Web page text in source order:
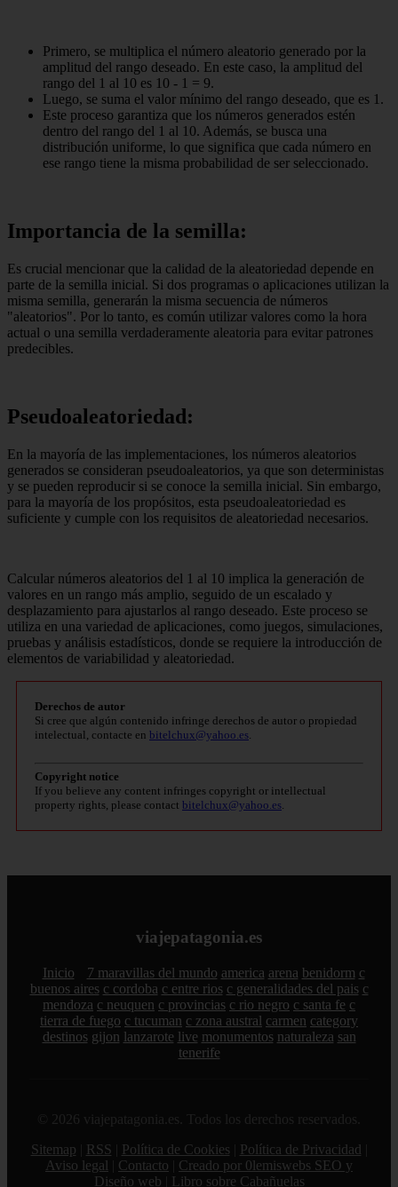
Primero, se multiplica el número aleatorio generado por la
amplitud del rango deseado. En este caso, la amplitud del
rango del 1 al 10 es 10 - 1 = 9.
Luego, se suma el valor mínimo del rango deseado, que es 1.
Este proceso garantiza que los números generados estén
dentro del rango del 1 al 10. Además, se busca una
distribución uniforme, lo que significa que cada número en
ese rango tiene la misma probabilidad de ser seleccionado.
Importancia de la semilla:
Es crucial mencionar que la calidad de la aleatoriedad depende en
parte de la semilla inicial. Si dos programas o aplicaciones utilizan la
misma semilla, generarán la misma secuencia de números
"aleatorios". Por lo tanto, es común utilizar valores como la hora
actual o una semilla verdaderamente aleatoria para evitar patrones
predecibles.
Pseudoaleatoriedad:
En la mayoría de las implementaciones, los números aleatorios
generados se consideran pseudoaleatorios, ya que son deterministas
y se pueden reproducir si se conoce la semilla inicial. Sin embargo,
para la mayoría de los propósitos, esta pseudoaleatoriedad es
suficiente y cumple con los requisitos de aleatoriedad necesarios.
Calcular números aleatorios del 1 al 10 implica la generación de
valores en un rango más amplio, seguido de un escalado y
desplazamiento para ajustarlos al rango deseado. Este proceso se
utiliza en una variedad de aplicaciones, como juegos, simulaciones,
pruebas y análisis estadísticos, donde se requiere la introducción de
elementos de variabilidad y aleatoriedad.
Derechos de autor
Si cree que algún contenido infringe derechos de autor o propiedad
intelectual, contacte en bitelchux@yahoo.es.
Copyright notice
If you believe any content infringes copyright or intellectual
property rights, please contact bitelchux@yahoo.es.
viajepatagonia.es
Inicio 7 maravillas del mundo america arena benidorm c
buenos aires c cordoba c entre rios c generalidades del pais c
mendoza c neuquen c provincias c rio negro c santa fe c
tierra de fuego c tucuman c zona austral carmen category
destinos gijon lanzarote live monumentos naturaleza san
tenerife
© 2026 viajepatagonia.es. Todos los derechos reservados.
Sitemap
RSS Política de Cookies Política de Privacidad
Aviso legal
Contacto
Creado por 0lemiswebs SEO y
Diseño web
Libro sobre Cabañuelas